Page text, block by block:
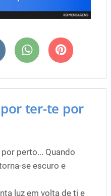
ter-te por
perto... Quando
se escuro e
luz em volta de ti e